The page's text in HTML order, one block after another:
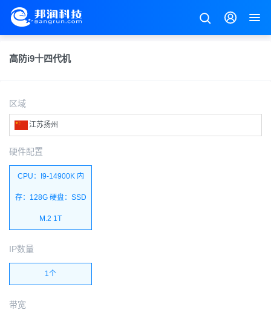
高防i9十四代机
区域
江苏扬州
硬件配置
CPU：I9-14900K 内
存：128G 硬盘：SSD
M.2 1T
IP数量
1个
带宽